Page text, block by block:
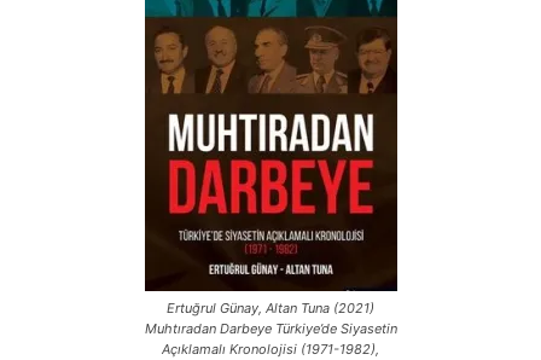
Ertuğrul Günay, Altan Tuna (2021)
Muhtıradan Darbeye Türkiye’de Siyasetin
Açıklamalı Kronolojisi (1971-1982),